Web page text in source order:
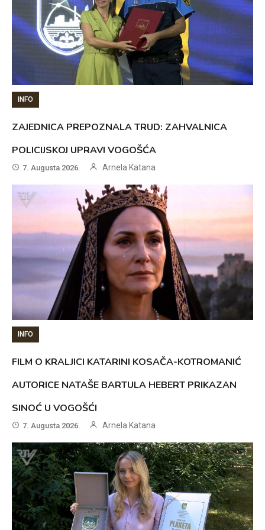
INFO
ZAJEDNICA PREPOZNALA TRUD: ZAHVALNICA
POLICIJSKOJ UPRAVI VOGOŠĆA
7. Augusta 2026. Arnela Katana
INFO
FILM O KRALJICI KATARINI KOSAČA-KOTROMANIĆ
AUTORICE NATAŠE BARTULA HEBERT PRIKAZAN
SINOĆ U VOGOŠĆI
7. Augusta 2026. Arnela Katana